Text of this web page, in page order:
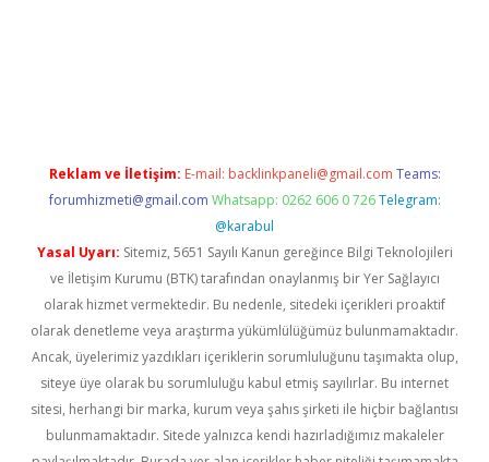
Reklam ve İletişim: E-mail: backlinkpaneli@gmail.com Teams:
forumhizmeti@gmail.com Whatsapp: 0262 606 0 726 Telegram:
@karabul
Yasal Uyarı: Sitemiz, 5651 Sayılı Kanun gereğince Bilgi Teknolojileri
ve İletişim Kurumu (BTK) tarafından onaylanmış bir Yer Sağlayıcı
olarak hizmet vermektedir. Bu nedenle, sitedeki içerikleri proaktif
olarak denetleme veya araştırma yükümlülüğümüz bulunmamaktadır.
Ancak, üyelerimiz yazdıkları içeriklerin sorumluluğunu taşımakta olup,
siteye üye olarak bu sorumluluğu kabul etmiş sayılırlar. Bu internet
sitesi, herhangi bir marka, kurum veya şahıs şirketi ile hiçbir bağlantısı
bulunmamaktadır. Sitede yalnızca kendi hazırladığımız makaleler